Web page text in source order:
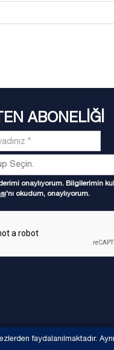
ABONELİĞİ
onaylıyorum. Bilgilerimin
'nı okudum, onaylıyorum.
faydalanılmaktadır.